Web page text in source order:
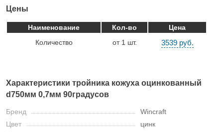
Цены
Наименование Кол-во
Цена
Количество
от 1 шт. 3539 руб.
Характеристики тройника кожуха оцинкованный
d750мм 0,7мм 90градусов
Бренд
Wincraft
Цвет
цинк